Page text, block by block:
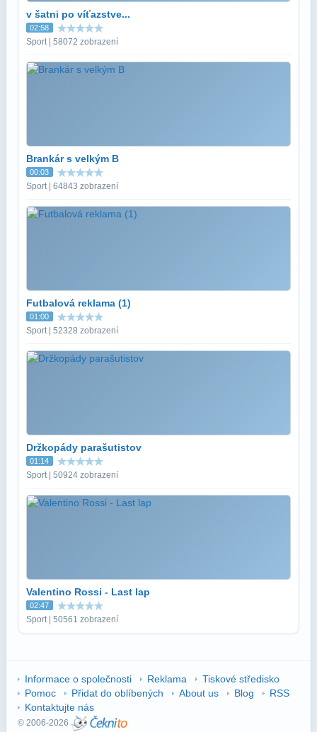
v šatni po víťazstve...
02:58
Sport | 58072 zobrazení
Brankár s velkým B
00:03
Sport | 64843 zobrazení
Futbalová reklama (1)
01:00
Sport | 52328 zobrazení
Držkopády parašutistov
01:14
Sport | 50924 zobrazení
Valentino Rossi - Last lap
02:47
Sport | 50561 zobrazení
Informace o společnosti Reklama
Tiskové středisko
Pomoc
Přidat do oblíbených About us Blog
RSS
Kontaktujte nás
© 2006-2026